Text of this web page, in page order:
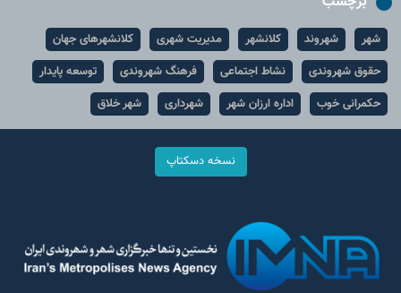
شهر شهروند کلانشهر مدیریت شهری
کلانشهرهای جهان
حقوق شهروندی
نشاط اجتماعی فرهنگ شهروندی
توسعه پایدار
حکمرانی خوب
اداره ارزان شهر شهرداری شهر خلاق
نسخه دسکتاپ